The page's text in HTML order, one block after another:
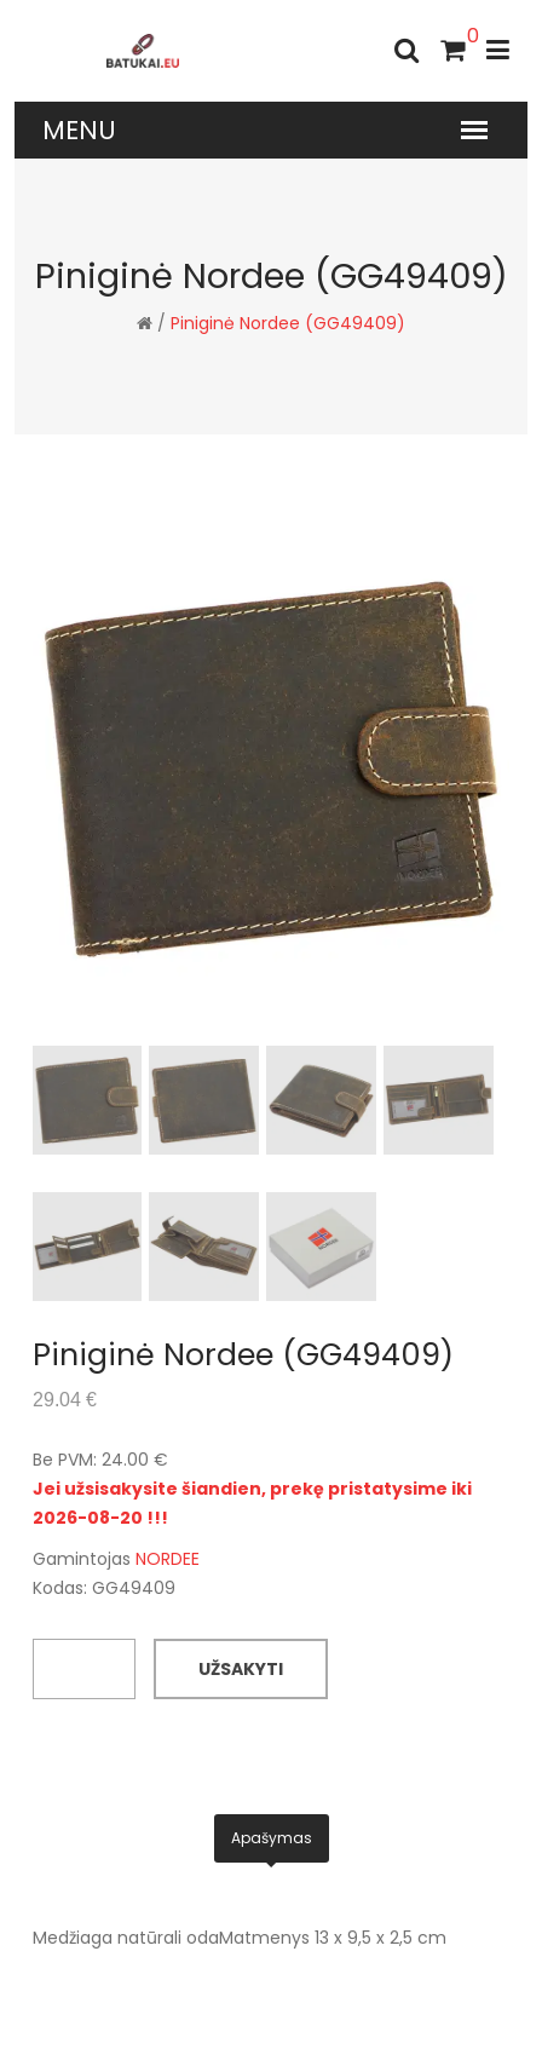
0
Piniginė Nordee (GG49409)
/ Piniginė Nordee (GG49409)
Piniginė Nordee (GG49409)
29.04 €
Be PVM: 24.00 €
Jei užsisakysite šiandien, prekę pristatysime iki
2026-08-20 !!!
Gamintojas NORDEE
Kodas: GG49409
UŽSAKYTI
Apašymas
Medžiaga natūrali odaMatmenys 13 x 9,5 x 2,5 cm